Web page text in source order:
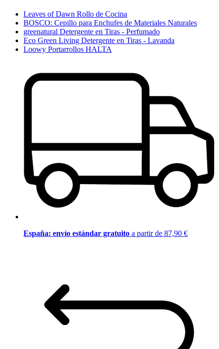
Leaves of Dawn Rollo de Cocina
BOSCO: Cepillo para Enchufes de Materiales Naturales
greenatural Detergente en Tiras - Perfumado
Eco Green Living Detergente en Tiras - Lavanda
Loowy Portarrollos HALTA
España: envío estándar gratuito a partir de 87,90 €